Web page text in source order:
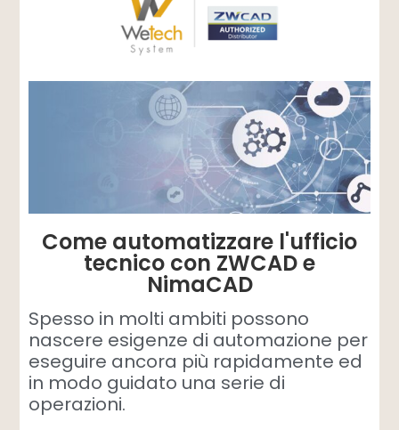
Come automatizzare l'ufficio
tecnico con ZWCAD e
NimaCAD
Spesso in molti ambiti possono
nascere esigenze di automazione per
eseguire ancora più rapidamente ed
in modo guidato una serie di
operazioni.